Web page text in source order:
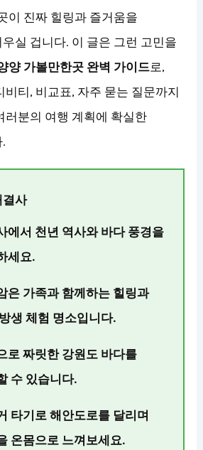
이 진짜 힐링과 즐거움을
실 겁니다. 이 글은 그런 고민을
양 가볼만한곳 완벽 가이드로,
티, 비교표, 자주 묻는 질문까지
러분의 여행 계획에 확실한
결사
에서 천년 역사와 바다 풍경을
세요.
은 가족과 함께하는 힐링과
생 체험 명소입니다.
로 짜릿한 강원도 바다를
수 있습니다.
타기 로 해안도로를 달리며
온몸으로 느껴보세요.